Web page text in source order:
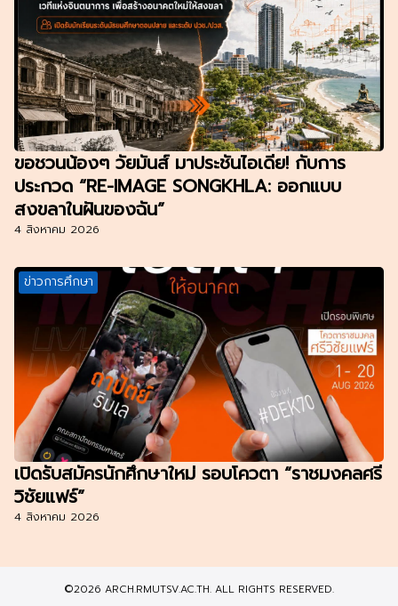
ขอชวนน้องๆ วัยมันส์ มาประชันไอเดีย! กับการ
ประกวด “RE-IMAGE SONGKHLA: ออกแบบ
สงขลาในฝันของฉัน”
4 สิงหาคม 2026
ข่าวการศึกษา
เปิดรับสมัครนักศึกษาใหม่ รอบโควตา “ราชมงคลศรี
วิชัยแฟร์”
4 สิงหาคม 2026
©2026 ARCH.RMUTSV.AC.TH. ALL RIGHTS RESERVED.